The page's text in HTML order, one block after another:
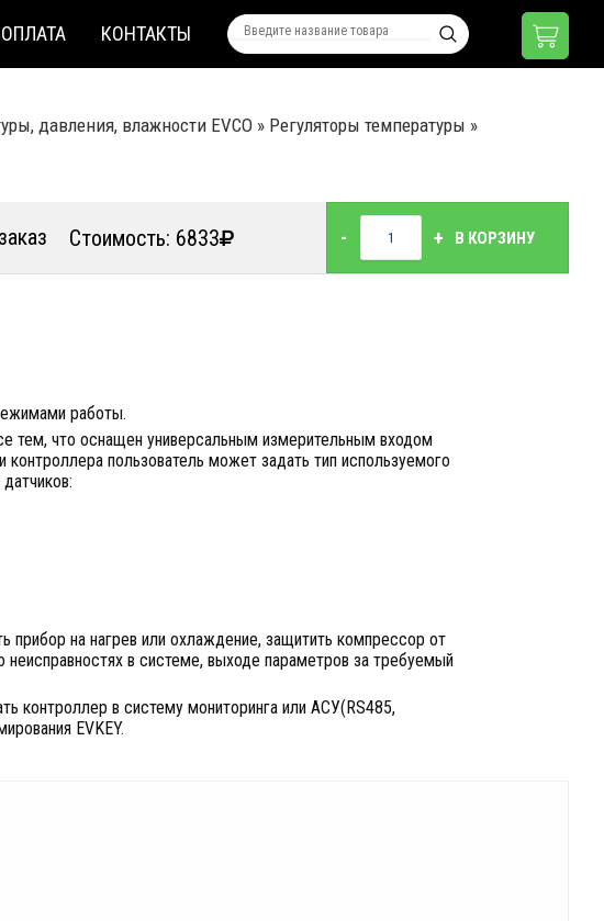
КОНТАКТЫ
давления, влажности EVCO » Регуляторы температуры »
Стоимость: 6833 - + В КОРЗИНУ
работы.
тем, что оснащен универсальным измерительным входом
пользователь может задать тип используемого
прибор на нагрев или охлаждение, защитить компрессор от
неисправностях в системе, выходе параметров за требуемый
контроллер в систему мониторинга или АСУ(RS485,
EVKEY.